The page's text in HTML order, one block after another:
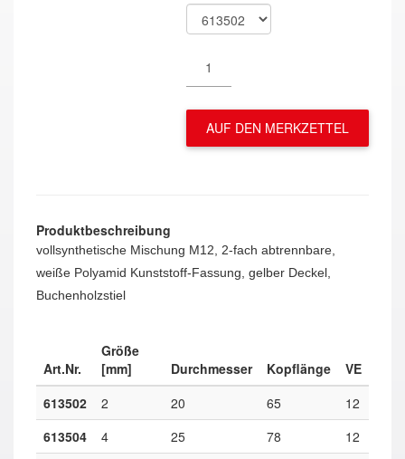
AUF DEN MERKZETTEL
Produktbeschreibung
vollsynthetische Mischung M12, 2-fach abtrennbare,
weiße Polyamid Kunststoff-Fassung, gelber Deckel,
Buchenholzstiel
Art.Nr.
Größe
[mm]
Durchmesser Kopflänge
VE
613502
2 20 65
12
613504
4 25 78
12